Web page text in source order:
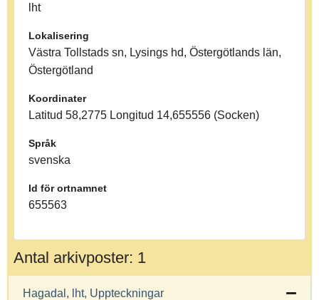
lht
Lokalisering
Västra Tollstads sn, Lysings hd, Östergötlands län,
Östergötland
Koordinater
Latitud 58,2775 Longitud 14,655556 (Socken)
Språk
svenska
Id för ortnamnet
655563
Antal arkivposter: 1
Hagadal, lht, Uppteckningar